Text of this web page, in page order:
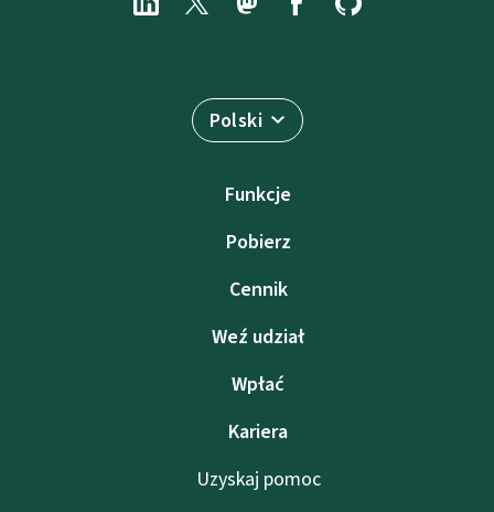
Polski
Funkcje
Pobierz
Cennik
Weź udział
Wpłać
Kariera
Uzyskaj pomoc